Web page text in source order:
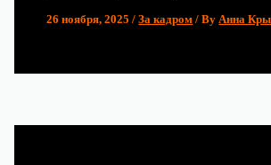
26 ноября, 2025/За кадром / ByАнна